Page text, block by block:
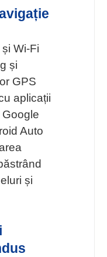
Wi‑Fi
și
GPS
aplicații
Auto
și